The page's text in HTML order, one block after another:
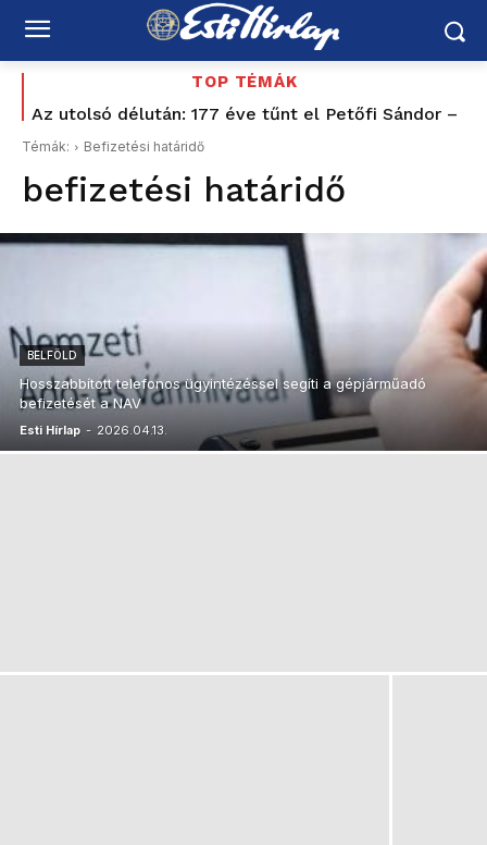
TOP TÉMÁK
Az utolsó délután: 177 éve tűnt el Petőfi Sándor –
és azóta sem tudjuk pontosan, hogyan halt meg
Tíz éve nem volt ilyen alacsony az infláció
Magyarországon – az élelmiszerek ára már
Témák: Befizetési határidő
befizetési határidő
BELFÖLD
Hosszabbított telefonos ügyintézéssel segíti a gépjárműadó
befizetését a NAV
Esti Hírlap - 2026.04.13.